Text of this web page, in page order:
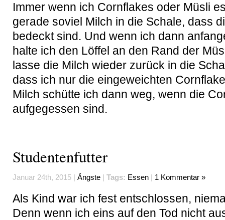
Immer wenn ich Cornflakes oder Müsli
gerade soviel Milch in die Schale, dass
bedeckt sind. Und wenn ich dann
halte ich den Löffel an den Rand der
lasse die Milch wieder zurück in die
dass ich nur die eingeweichten
Milch schütte ich dann weg, wenn die
aufgegessen sind.
Studentenfutter
Januar 24th, 2015 | Ängste | Tags: Essen | 1 Kommentar »
Als Kind war ich fest entschlossen,
Denn wenn ich eins auf den Tod nicht